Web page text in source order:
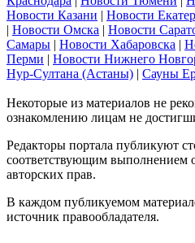
Новости Казани | Новости
| Новости Омска | Новости
Самары | Новости Хабаровска |
Перми | Новости Нижнего
Нур-Султана (Астаны) | Сауны
Некоторые из материалов не
ознакомлению лицам не
Редакторы портала публикуют
соответствующим выполнением
авторских прав.
В каждом публикуемом
источник правообладателя.